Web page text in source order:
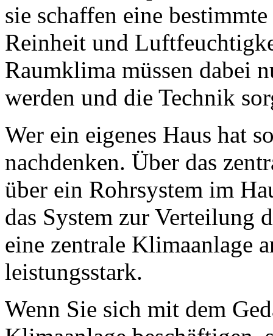
sie schaffen eine
Reinheit und
Raumklima müssen dabei
werden und die Technik
Wer ein eigenes Haus hat
nachdenken. Über das
über ein Rohrsystem im
das System zur Verteilung
eine zentrale Klimaanlage
leistungsstark.
Wenn Sie sich mit dem